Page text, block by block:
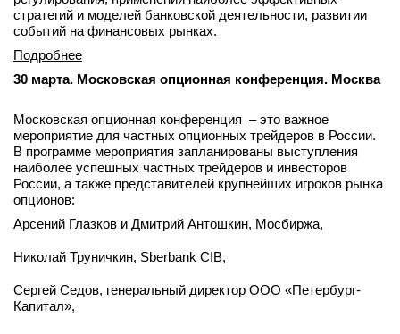
стратегий и моделей банковской деятельности, развитии
событий на финансовых рынках.
Подробнее
30 марта. Московская опционная конференция. Москва
Московская опционная конференция – это важное
мероприятие для частных опционных трейдеров в России.
В программе мероприятия запланированы выступления
наиболее успешных частных трейдеров и инвесторов
России, а также представителей крупнейших игроков рынка
опционов:
Арсений Глазков и Дмитрий Антошкин, Мосбиржа,
Николай Труничкин, Sberbank CIB,
Сергей Седов, генеральный директор ООО «Петербург-
Капитал»,